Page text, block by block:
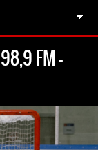
FM -